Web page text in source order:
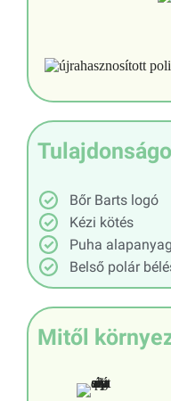
Bőr Barts logó
Kézi kötés
Puha alapanyag
Belső polár
Mitől